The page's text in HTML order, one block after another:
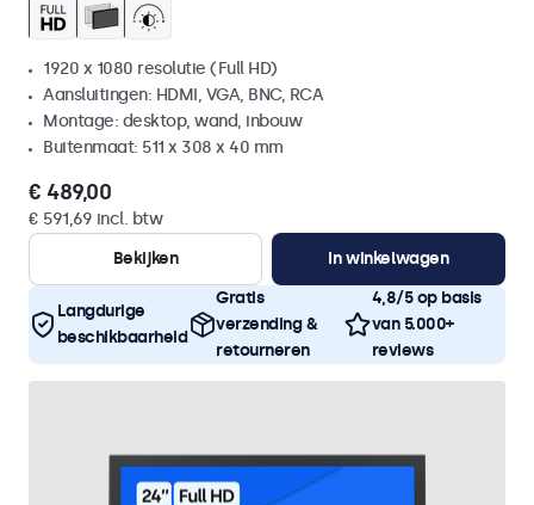
1920 x 1080 resolutie (Full HD)
Aansluitingen: HDMI, VGA, BNC, RCA
Montage: desktop, wand, inbouw
Buitenmaat: 511 x 308 x 40 mm
€ 489,00
€ 591,69 incl. btw
Bekijken
In winkelwagen
Langdurige
beschikbaarheid
Gratis
verzending &
retourneren
4,8/5 op basis
van 5.000+
reviews